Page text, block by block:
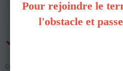
Créer un compte
Pour rejoindre le
l'obstacle et